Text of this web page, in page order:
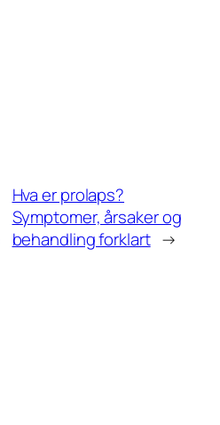
Hva er prolaps?
Symptomer, årsaker og
behandling forklart →